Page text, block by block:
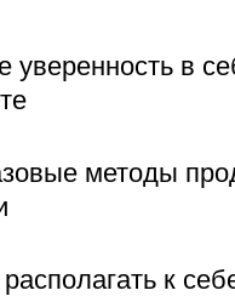
уверенность в
методы
к